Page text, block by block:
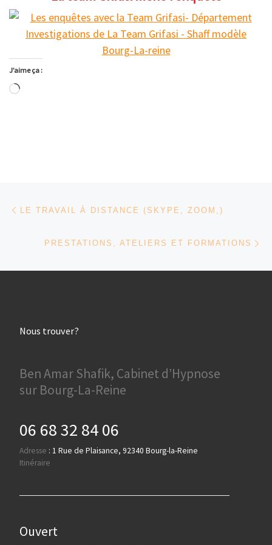
J’aime ça :
Chargement…
Parcourir les articles
LE TRAVAIL À DISTANCE (SKYPE, ZOOM,)
PRESTATIONS, ATELIERS ET FORMATIONS
Nous trouver?
Ben Amar Shafik, Cabinet d’Hypnose
sur Bourg-La-Reine
06 68 32 84 06
Adresse : 1 Rue de Plaisance, 92340 Bourg-la-Reine
Itinéraire
Ouvert